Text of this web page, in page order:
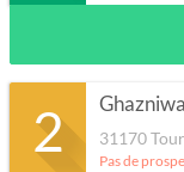
2 31170
Pas de